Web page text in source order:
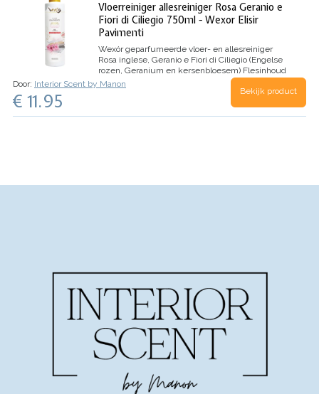
Vloerreiniger allesreiniger Rosa Geranio e
Fiori di Ciliegio 750ml - Wexor Elisir
Pavimenti
Wexór geparfumeerde vloer- en allesreiniger
Rosa inglese, Geranio e Fiori di Ciliegio (Engelse
rozen, Geranium en kersenbloesem) Flesinhoud
van 750 ml
Door: Interior Scent by Manon
€ 11.95 Bekijk product